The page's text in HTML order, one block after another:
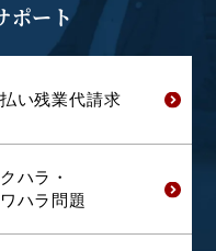
ポート
い残業代請求
ハラ・
ハラ問題